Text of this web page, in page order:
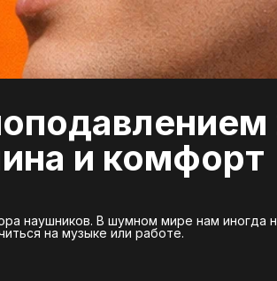
и комфорт
наушников. В шумном мире нам иногда
на музыке или работе.